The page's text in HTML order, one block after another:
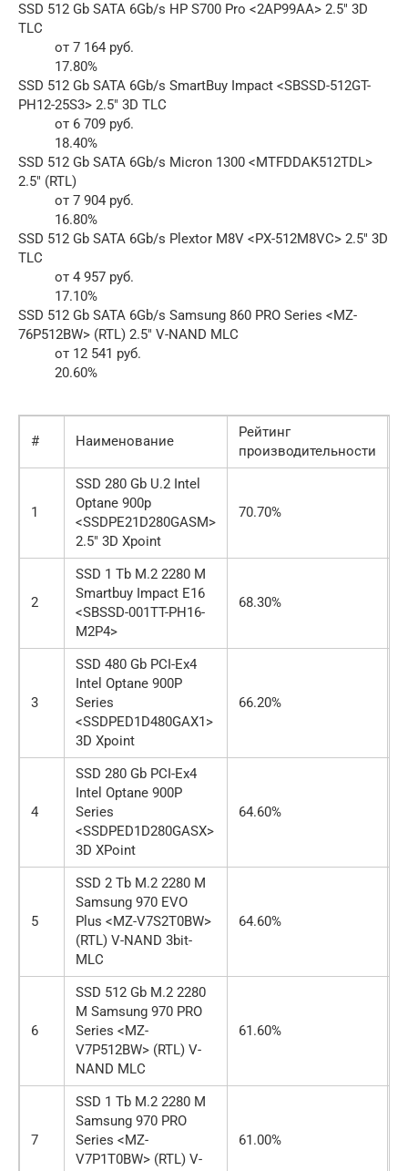
SSD 512 Gb SATA 6Gb/s HP S700 Pro <2AP99AA> 2.5″ 3D
TLC
от 7 164 руб.
17.80%
SSD 512 Gb SATA 6Gb/s SmartBuy Impact <SBSSD-512GT-
PH12-25S3> 2.5″ 3D TLC
от 6 709 руб.
18.40%
SSD 512 Gb SATA 6Gb/s Micron 1300 <MTFDDAK512TDL>
2.5″ (RTL)
от 7 904 руб.
16.80%
SSD 512 Gb SATA 6Gb/s Plextor M8V <PX-512M8VC> 2.5″ 3D
TLC
от 4 957 руб.
17.10%
SSD 512 Gb SATA 6Gb/s Samsung 860 PRO Series <MZ-
76P512BW> (RTL) 2.5″ V-NAND MLC
от 12 541 руб.
20.60%
# Наименование
Рейтинг
производительности
1
SSD 280 Gb U.2 Intel
Optane 900p
<SSDPE21D280GASM>
2.5″ 3D Xpoint
70.70%
2
SSD 1 Tb M.2 2280 M
Smartbuy Impact E16
<SBSSD-001TT-PH16-
M2P4>
68.30%
3
SSD 480 Gb PCI-Ex4
Intel Optane 900P
Series
<SSDPED1D480GAX1>
3D Xpoint
66.20%
4
SSD 280 Gb PCI-Ex4
Intel Optane 900P
Series
<SSDPED1D280GASX>
3D XPoint
64.60%
5
SSD 2 Tb M.2 2280 M
Samsung 970 EVO
Plus <MZ-V7S2T0BW>
(RTL) V-NAND 3bit-
MLC
64.60%
6
SSD 512 Gb M.2 2280
M Samsung 970 PRO
Series <MZ-
V7P512BW> (RTL) V-
NAND MLC
61.60%
7
SSD 1 Tb M.2 2280 M
Samsung 970 PRO
Series <MZ-
V7P1T0BW> (RTL) V-
61.00%